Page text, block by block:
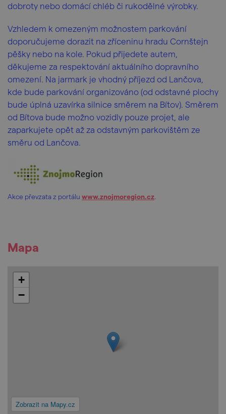
dobroty nebo domácí chléb či rukodělné výrobky.
Vzhledem k omezeným možnostem parkování
doporučujeme dorazit na zříceninu hradu Cornštejn
pěšky nebo na kole. Pokud přijedete autem,
děkujeme za respektování aktuálního dopravního
omezení. Na jarmark je vhodný příjezd od Lančova,
kde bude parkování organizováno (od odstavné plochy
bude úplná uzavírka silnice směrem na Bítov). Směrem
od Bítova bude možno vozidly pouze projet, ale
zaparkujete opět až za odstavným parkovištěm ze
směru od Lančova.
Akce převzata z portálu www.znojmoregion.cz
Mapa
Zobrazit na Mapy.cz
+
−